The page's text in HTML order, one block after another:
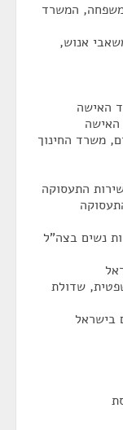
המשרד
אנוש,
האישה
משרד החינוך
התעסוקה
נשים בצה"ל
שדולת
בישראל